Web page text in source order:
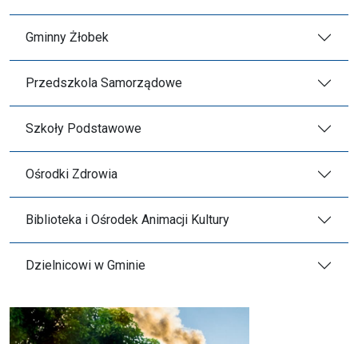
Gminny Żłobek
Przedszkola Samorządowe
Szkoły Podstawowe
Ośrodki Zdrowia
Biblioteka i Ośrodek Animacji Kultury
Dzielnicowi w Gminie